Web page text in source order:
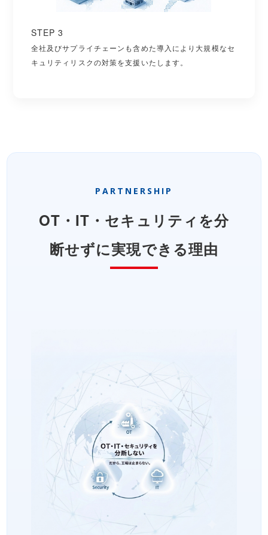
STEP 3
全社及びサプライチェーンも含めた導入により大規模なセ
キュリティリスクの対策を支援いたします。
PARTNERSHIP
OT・IT・セキュリティを分
断せずに実現できる理由